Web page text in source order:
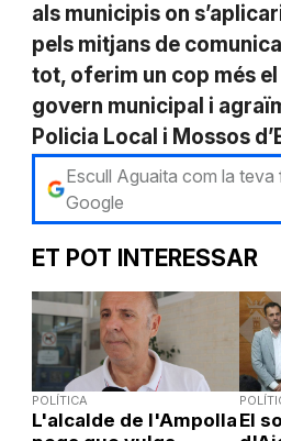
als municipis on
pels mitjans de
tot, oferim un cop més
govern municipal i
Policia Local i Mossos
Escull Aguaita com la
Google
ET POT INTERESSAR
POLÍTICA
L'alcalde de l'Ampolla El